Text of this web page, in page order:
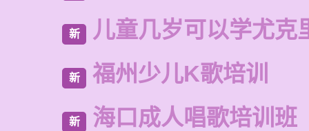
新 儿童几岁可以学尤克
新 福州少儿K歌培训
新 海口成人唱歌培训班